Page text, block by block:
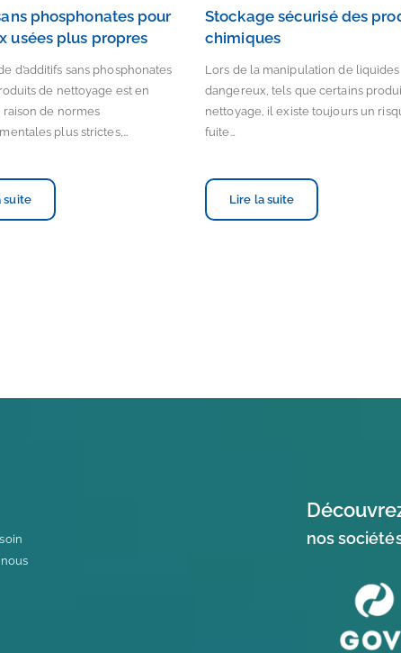
phosphonates pour
usées plus propres
d’additifs sans phosphonates
de nettoyage est en
raison de normes
plus strictes,…
suite
Stockage sécurisé des
chimiques
Lors de la manipulation de liquides
dangereux, tels que certains
nettoyage, il existe toujours un
fuite…
Lire la suite
nos